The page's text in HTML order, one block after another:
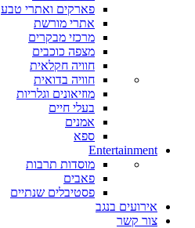
פארקים ואתרי טבע
אתרי מורשת
מרכזי מבקרים
מצפה כוכבים
חוויה חקלאית
חוויה בדואית
מוזיאונים וגלריות
בעלי חיים
אמנים
ספא
Entertainment
מוסדות תרבות
פאבים
פסטיבלים שנתיים
אירועים בנגב
צור קשר